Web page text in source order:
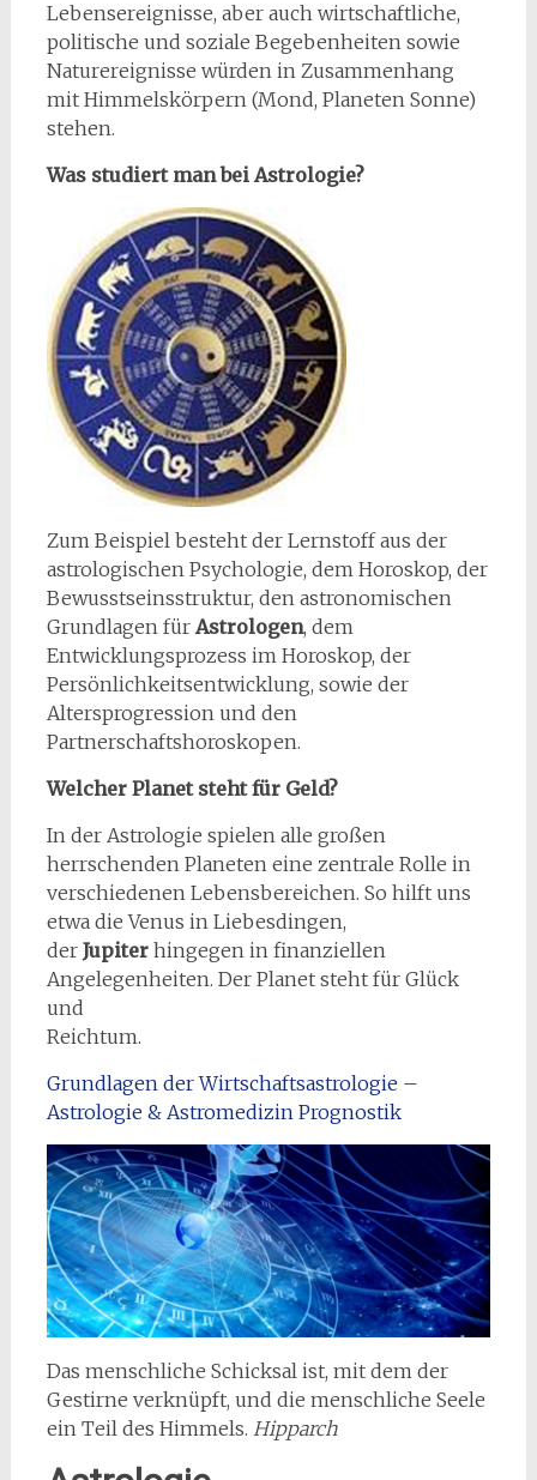
Lebensereignisse, aber auch wirtschaftliche,
politische und soziale Begebenheiten sowie
Naturereignisse würden in Zusammenhang
mit Himmelskörpern (Mond, Planeten Sonne)
stehen.
Was studiert man bei Astrologie?
Zum Beispiel besteht der Lernstoff aus der
astrologischen Psychologie, dem Horoskop, der
Bewusstseinsstruktur, den astronomischen
Grundlagen für Astrologen, dem
Entwicklungsprozess im Horoskop, der
Persönlichkeitsentwicklung, sowie der
Altersprogression und den
Partnerschaftshoroskopen.
Welcher Planet steht für Geld?
In der Astrologie spielen alle großen
herrschenden Planeten eine zentrale Rolle in
verschiedenen Lebensbereichen. So hilft uns
etwa die Venus in Liebesdingen,
der Jupiterhingegen in finanziellen
Angelegenheiten. Der Planet steht für Glück
und
Grundlagen der Wirtschaftsastrologie –
Astrologie & Astromedizin Prognostik
Das menschliche Schicksal ist, mit dem der
Gestirne verknüpft, und die menschliche Seele
ein Teil des Himmels. Hipparch